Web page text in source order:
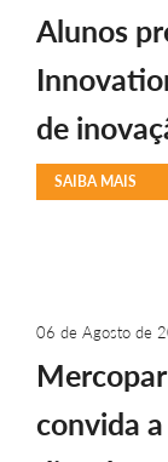
Alunos
de
SAIBA MAIS
06 de Agosto de
convida